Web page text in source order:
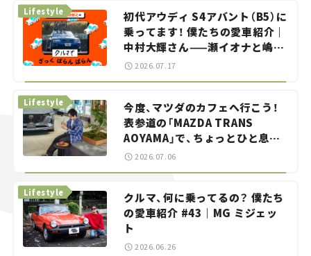
初代アウディ S4アバント（B5）に
乗ってます！ 僕たちの愛車紹介｜
中村大輝さん——瀬イオナと嶋田
智之の「クルマでざっくばらんば
Lifestyle
2026.07.17
今度、マツダのカフェへ行こう！
表参道の「MAZDA TRANS
AOYAMA」で、ちょっとひと息。
——連載｜CCGとクルマでどうす
Lifestyle
2026.07.06
クルマ、何に乗ってるの？ 僕たち
の愛車紹介 #43｜MG ミジェッ
ト
Lifestyle
2026.06.26